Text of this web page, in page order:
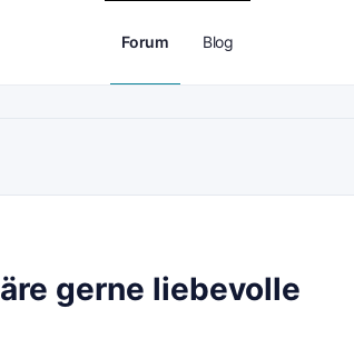
Forum Blog
gerne liebevolle